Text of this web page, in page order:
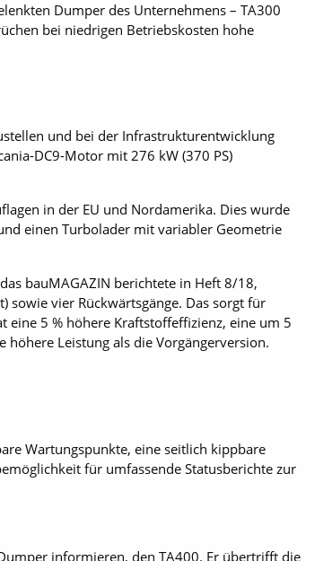
Dumper des Unternehmens – TA300
bei niedrigen Betriebskosten hohe
und bei der Infrastrukturentwicklung
DC9-Motor mit 276 kW (370 PS)
in der EU und Nordamerika. Dies wurde
einen Turbolader mit variabler Geometrie
bau­MAGAZIN berichtete in Heft 8/18,
sowie vier Rückwärtsgänge. Das sorgt für
5 % höhere Kraftstoffeffizienz, eine um 5
Leistung als die Vorgängerversion.
Wartungspunkte, eine seitlich kippbare
für umfassende Statusberichte zur
informieren, den TA400. Er übertrifft die